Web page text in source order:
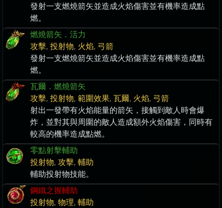
發射一支燃燒箭矢並造成火焰傷害並有機率造成點
燃。
燃燒箭矢．活力
攻擊, 投射物, 火焰, 弓箭
發射一支燃燒箭矢並造成火焰傷害並有機率造成點
燃。
瓦爾．燃燒箭矢
攻擊, 投射物, 範圍效果, 瓦爾, 火焰, 弓箭
射出一發帶有火焰能量的箭矢，接觸到敵人時會爆
炸，並對其與周圍的敵人造成額外火焰傷害，同時有
較高的機率造成點燃。
零點射擊輔助
投射物, 攻擊, 輔助
輔助投射物技能。
鋼鐵之握輔助
投射物, 物理, 輔助